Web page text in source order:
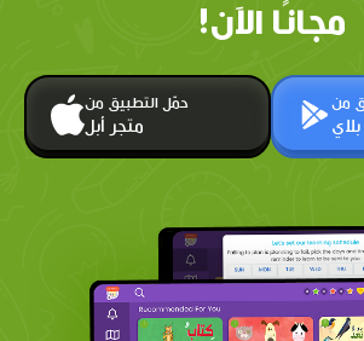
مجانًا الآن!
حمّل التطبيق من
متجر أبل
من